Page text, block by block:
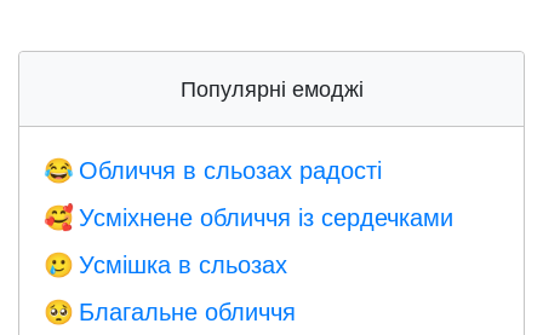
Популярні емоджі
😂 Обличчя в сльозах радості
🥰 Усміхнене обличчя із сердечками
🥲 Усмішка в сльозах
🥺 Благальне обличчя